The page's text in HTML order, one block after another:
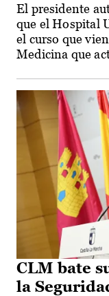
El presidente
que el Hospital
el curso que
Medicina que
CLM bate
la